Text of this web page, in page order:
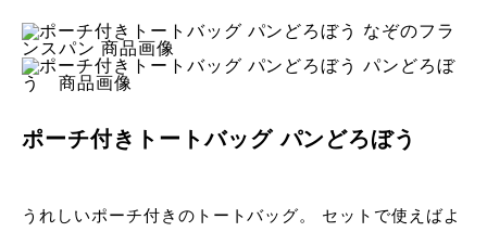
商品画像
ポーチ付きトートバッグ パンどろぼう
うれしいポーチ付きのトートバッグ。 セットで使えばよ